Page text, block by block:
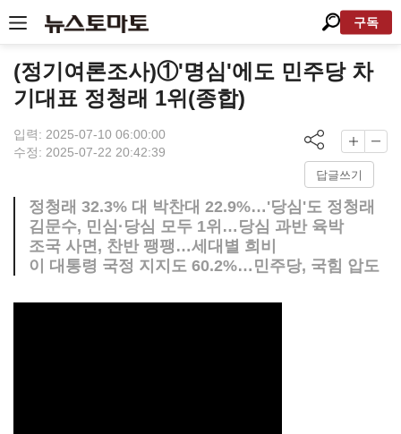
구독
(정기여론조사)①'명심'에도 민주당 차
기대표 정청래 1위(종합)
입력: 2025-07-10 06:00:00
수정: 2025-07-22 20:42:39
답글쓰기
정청래 32.3% 대 박찬대 22.9%…'당심'도 정청래
김문수, 민심·당심 모두 1위…당심 과반 육박
조국 사면, 찬반 팽팽…세대별 희비
이 대통령 국정 지지도 60.2%…민주당, 국힘 압도